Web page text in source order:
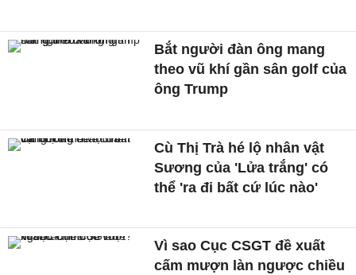
Bắt người đàn ông mang
theo vũ khí gần sân golf của
ông Trump
Cù Thị Trà hé lộ nhân vật
Sương của 'Lửa trắng' có
thể 'ra đi bất cứ lúc nào'
Vì sao Cục CSGT đề xuất
cấm mượn làn ngược chiều